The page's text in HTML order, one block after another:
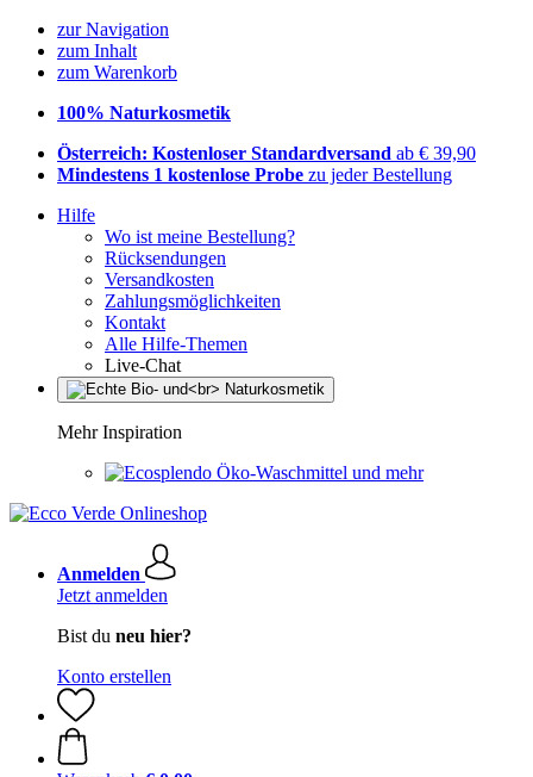
zur Navigation
zum Inhalt
zum Warenkorb
100% Naturkosmetik
Österreich: Kostenloser Standardversand ab € 39,90
Mindestens 1 kostenlose Probe zu jeder Bestellung
Hilfe
Wo ist meine Bestellung?
Rücksendungen
Versandkosten
Zahlungsmöglichkeiten
Kontakt
Alle Hilfe-Themen
Live-Chat
Mehr Inspiration
Öko-Waschmittel und mehr
Anmelden
Jetzt anmelden
Bist du neu hier?
Konto erstellen